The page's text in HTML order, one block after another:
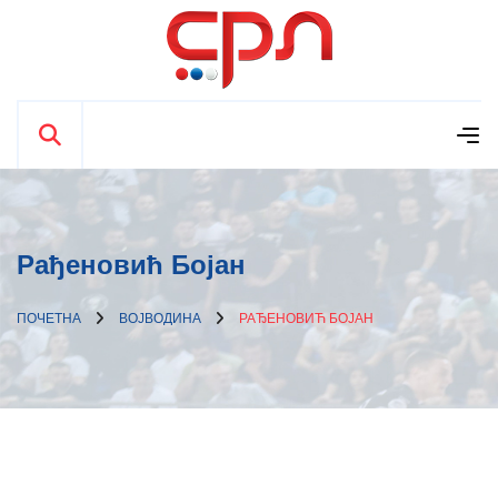
Рађеновић Бојан
ПОЧЕТНА ВОЈВОДИНА РАЂЕНОВИЋ БОЈАН